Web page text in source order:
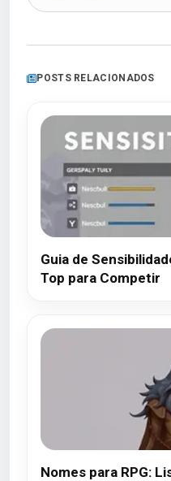
POSTS RELACIONADOS
Guia de
Top para Competir
Nomes para RPG: